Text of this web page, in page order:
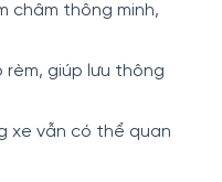
châm thông minh,
giúp lưu thông
xe vẫn có thể quan